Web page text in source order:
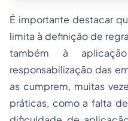
É importante destacar
limita à definição de
também à
responsabilização das
as cumprem, muitas
práticas, como a falta